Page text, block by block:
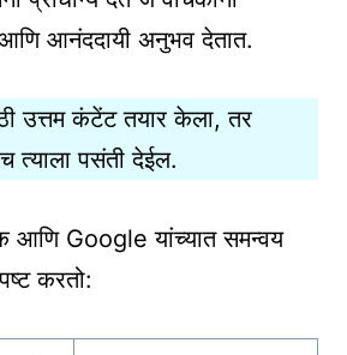
आनंददायी अनुभव देतात.
उत्तम कंटेंट तयार केला, तर
पसंती देईल.
आणि Google यांच्यात समन्वय
करतो: